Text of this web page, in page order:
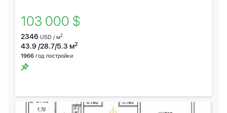
103 000 $
2346 USD / м2
43.9 /28.7/5.3 м2
1966 год постройки